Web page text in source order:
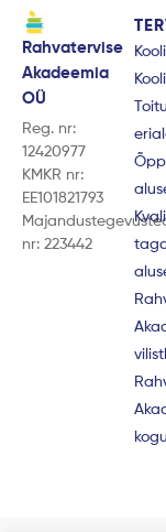
Rahvatervise
Akadeemia
OÜ
Reg. nr:
12420977
KMKR nr:
EE101821793
nr: 223442